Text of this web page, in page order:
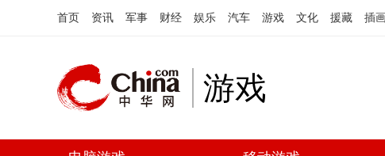
首页 资讯 军事 财经 娱乐 汽车 游戏 文化 援藏 插
游戏